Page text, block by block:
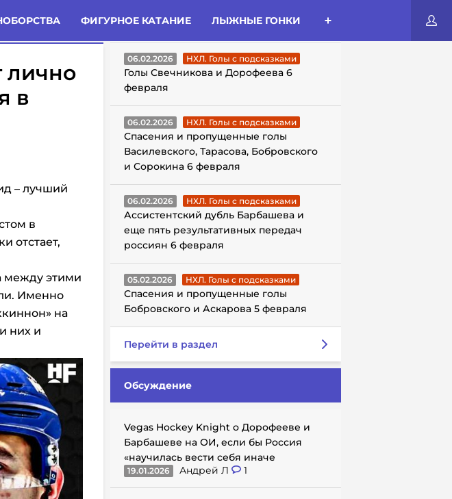
ФИГУРНОЕ КАТАНИЕ ЛЫЖНЫЕ ГОНКИ
лично
в
– лучший
в
отстает,
между этими
Именно
на
них и
ГОЛЫ С ПОДСКАЗКАМИ
06.02.2026 НХЛ. Голы с подсказками
Голы Свечникова и Дорофеева 6
февраля
06.02.2026 НХЛ. Голы с подсказками
Спасения и пропущенные голы
Василевского, Тарасова, Бобровского
и Сорокина 6 февраля
06.02.2026 НХЛ. Голы с подсказками
Ассистентский дубль Барбашева и
еще пять результативных передач
россиян 6 февраля
05.02.2026 НХЛ. Голы с подсказками
Спасения и пропущенные голы
Бобровского и Аскарова 5 февраля
Перейти в раздел
Обсуждение
Vegas Hockey Knight о Дорофееве и
Барбашеве на ОИ, если бы Россия
«научилась вести себя иначе
19.01.2026 Андрей Л 1